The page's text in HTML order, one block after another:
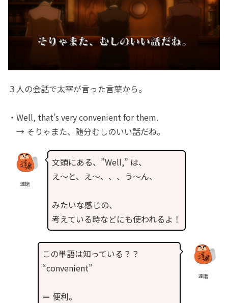
３人の会話で太宰が言った言葉から。
・Well, that’s very convenient for them.
→ そりゃまた、随分むしのいい話だね。
達磨
文頭にある、”Well,” は、
え〜と、え〜、、、う〜ん、
みたいな感じの、
考えている時などにも使われるよ！
達磨
この単語は知っている？？
“convenient”
＝ 便利。